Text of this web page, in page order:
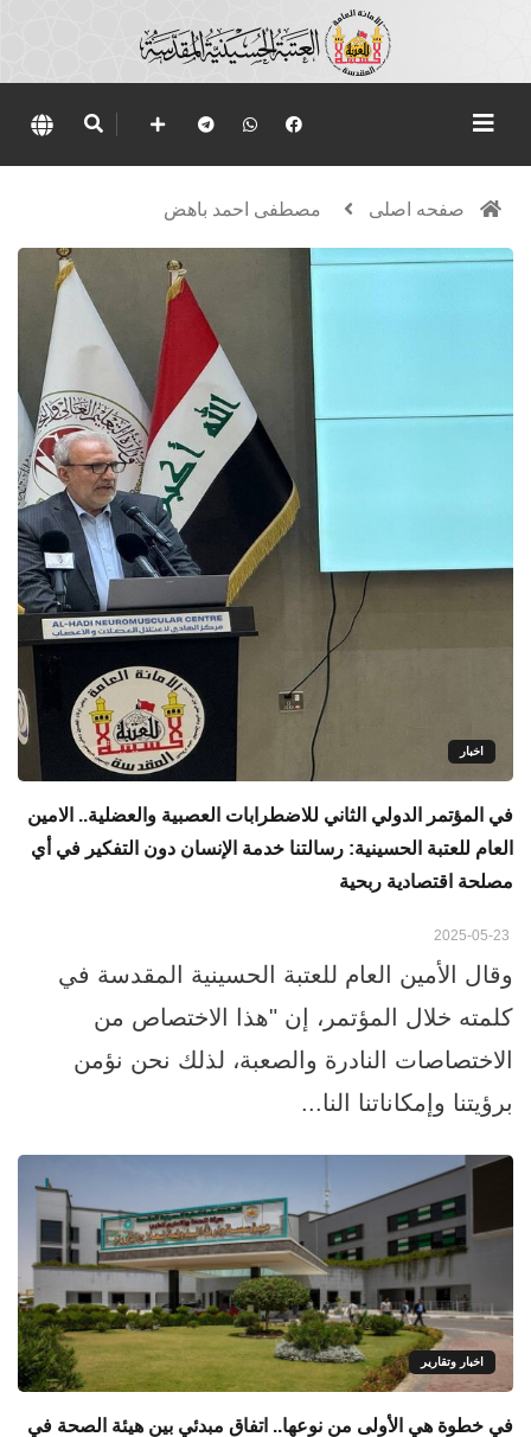
صفحه اصلی مصطفى احمد باهض
اخبار
في المؤتمر الدولي الثاني للاضطرابات العصبية والعضلية.. الامين
العام للعتبة الحسينية: رسالتنا خدمة الإنسان دون التفكير في أي
مصلحة اقتصادية ربحية
وقال الأمين العام للعتبة الحسينية المقدسة في
كلمته خلال المؤتمر، إن "هذا الاختصاص من
الاختصاصات النادرة والصعبة، لذلك نحن نؤمن
برؤيتنا وإمكاناتنا النا...
اخبار وتقارير
في خطوة هي الأولى من نوعها.. اتفاق مبدئي بين هيئة الصحة في